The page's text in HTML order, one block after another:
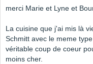
merci Marie et Lyne et
La cuisine que j'ai mis là
Schmitt avec le meme
véritable coup de coeur
moins cher.